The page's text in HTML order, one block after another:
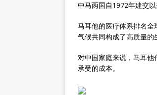
中马两国自1972年建交
马耳他的医疗体系排名
气候共同构成了高质量的
对中国家庭来说，马耳
承受的成本。